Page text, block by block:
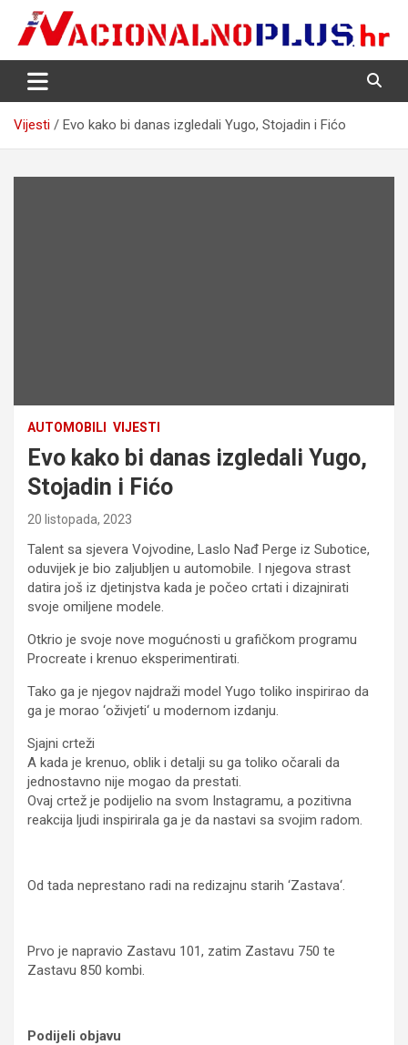
content
NacionalnoPlus.hr
Nacija želi znati više
Vijesti Evo kako bi danas izgledali Yugo, Stojadin i Fićo
AUTOMOBILI VIJESTI
Evo kako bi danas izgledali Yugo,
Stojadin i Fićo
20 listopada, 2023
Talent sa sjevera Vojvodine, Laslo Nađ Perge iz Subotice,
oduvijek je bio zaljubljen u automobile. I njegova strast
datira još iz djetinjstva kada je počeo crtati i dizajnirati
svoje omiljene modele.
Otkrio je svoje nove mogućnosti u grafičkom programu
Procreate i krenuo eksperimentirati.
Tako ga je njegov najdraži model Yugo toliko inspirirao da
ga je morao ‘oživjeti‘ u modernom izdanju.
Sjajni crteži
A kada je krenuo, oblik i detalji su ga toliko očarali da
jednostavno nije mogao da prestati.
Ovaj crtež je podijelio na svom Instagramu, a pozitivna
reakcija ljudi inspirirala ga je da nastavi sa svojim radom.
Od tada neprestano radi na redizajnu starih ‘Zastava‘.
Prvo je napravio Zastavu 101, zatim Zastavu 750 te
Zastavu 850 kombi.
Podijeli objavu